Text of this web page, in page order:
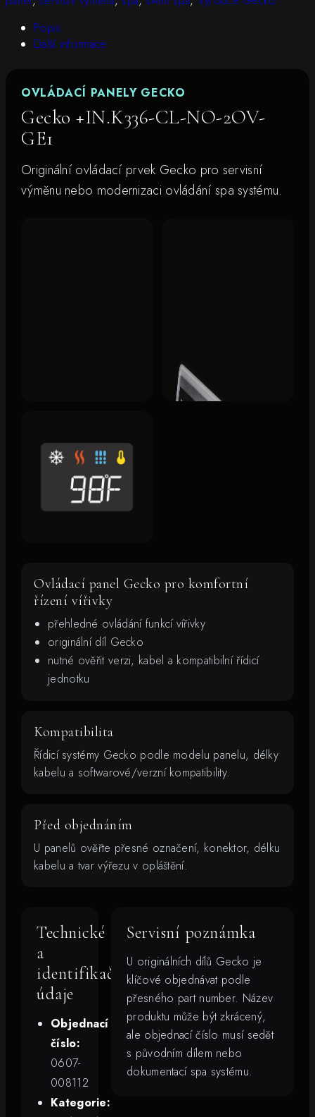
Popis
Další informace
OVLÁDACÍ PANELY GECKO
Gecko +IN.K336-CL-NO-2OV-
GE1
Originální ovládací prvek Gecko pro servisní
výměnu nebo modernizaci ovládání spa systému.
Ovládací panel Gecko pro komfortní
řízení vířivky
přehledné ovládání funkcí vířivky
originální díl Gecko
nutné ověřit verzi, kabel a kompatibilní řídicí
jednotku
Kompatibilita
Řídicí systémy Gecko podle modelu panelu, délky
kabelu a softwarové/verzní kompatibility.
Před objednáním
U panelů ověřte přesné označení, konektor, délku
kabelu a tvar výřezu v opláštění.
Technické
a
identifikační
údaje
Objednací
číslo:
0607-
008112
Kategorie:
Servisní poznámka
U originálních dílů Gecko je
klíčové objednávat podle
přesného part number. Název
produktu může být zkrácený,
ale objednací číslo musí sedět
s původním dílem nebo
dokumentací spa systému.